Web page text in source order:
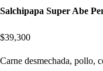
Salchipapa Super Abe
$39,300
Carne desmechada, pollo,